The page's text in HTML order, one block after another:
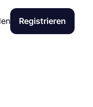
Registrieren